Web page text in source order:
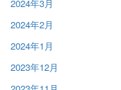
2024年3月
2024年2月
2024年1月
2023年12月